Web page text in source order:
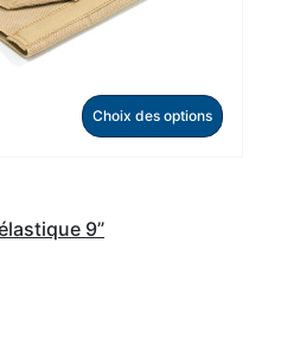
Choix des options
9”